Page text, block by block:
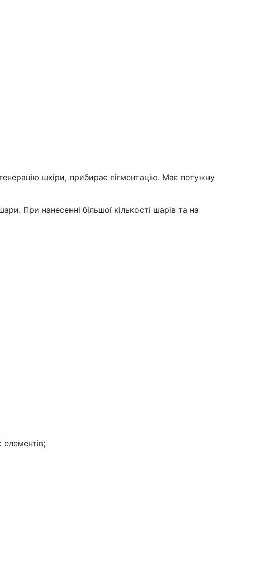
шкіри, прибирає пігментацію. Має потужну
При нанесенні більшої кількості шарів та на